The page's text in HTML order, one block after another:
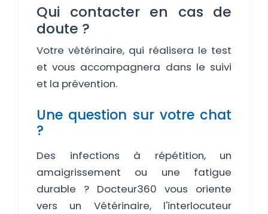
Qui contacter en cas de
doute ?
Votre vétérinaire, qui réalisera le test
et vous accompagnera dans le suivi
et la prévention.
Une question sur votre chat
?
Des infections à répétition, un
amaigrissement ou une fatigue
durable ? Docteur360 vous oriente
vers un Vétérinaire, l'interlocuteur